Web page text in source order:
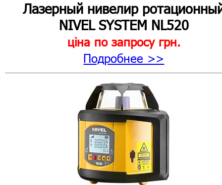
Лазерный нивелир
NIVEL SYSTEM NL520
ціна по запросугрн.
Подробнее >>